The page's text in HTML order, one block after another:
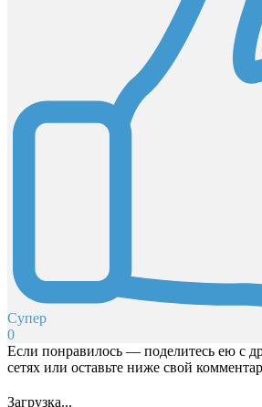
Супер
0
Если понравилось — поделитесь ею с
сетях или оставьте ниже свой
Загрузка...